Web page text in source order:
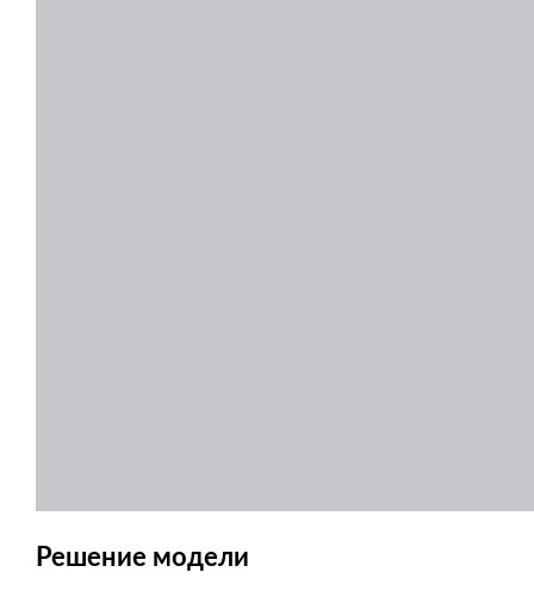
Решение модели